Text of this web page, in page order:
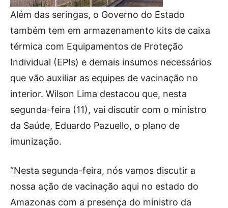
Além das seringas, o Governo do Estado
também tem em armazenamento kits de caixa
térmica com Equipamentos de Proteção
Individual (EPIs) e demais insumos necessários
que vão auxiliar as equipes de vacinação no
interior. Wilson Lima destacou que, nesta
segunda-feira (11), vai discutir com o ministro
da Saúde, Eduardo Pazuello, o plano de
imunização.
“Nesta segunda-feira, nós vamos discutir a
nossa ação de vacinação aqui no estado do
Amazonas com a presença do ministro da